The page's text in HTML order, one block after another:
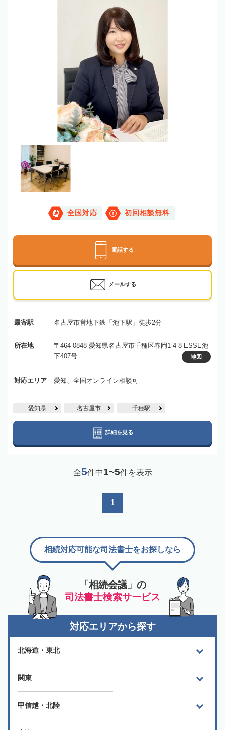
全国対応 初回相談無料
電話する
メールする
最寄駅 名古屋市営地下鉄「池下駅」徒歩2分
所在地
〒464-0848 愛知県名古屋市千種区春岡1-4-8 ESSE池
下407号
地図
対応エリア 愛知、全国オンライン相談可
愛知県 名古屋市 千種駅
詳細を見る
全5件中1~5件を表示
1
「相続会議」の
司法書士検索サービス
相続対応可能な司法書士をお探しなら
対応エリアから探す
北海道・東北
関東
甲信越・北陸